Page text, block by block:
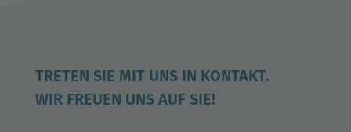
TRETEN SIE MIT UNS IN KONTAKT.
WIR FREUEN UNS AUF SIE!